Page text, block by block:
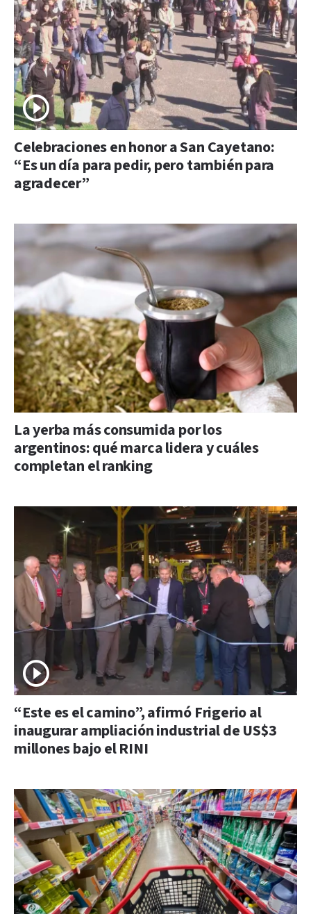
Celebraciones en honor a San Cayetano:
“Es un día para pedir, pero también para
agradecer”
La yerba más consumida por los
argentinos: qué marca lidera y cuáles
completan el ranking
“Este es el camino”, afirmó Frigerio al
inaugurar ampliación industrial de US$3
millones bajo el RINI